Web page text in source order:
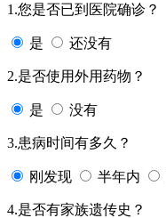
1.您是否已到医院确诊？
是 还没有
2.是否使用外用药物？
是 没有
3.患病时间有多久？
刚发现 半年内
4.是否有家族遗传史？